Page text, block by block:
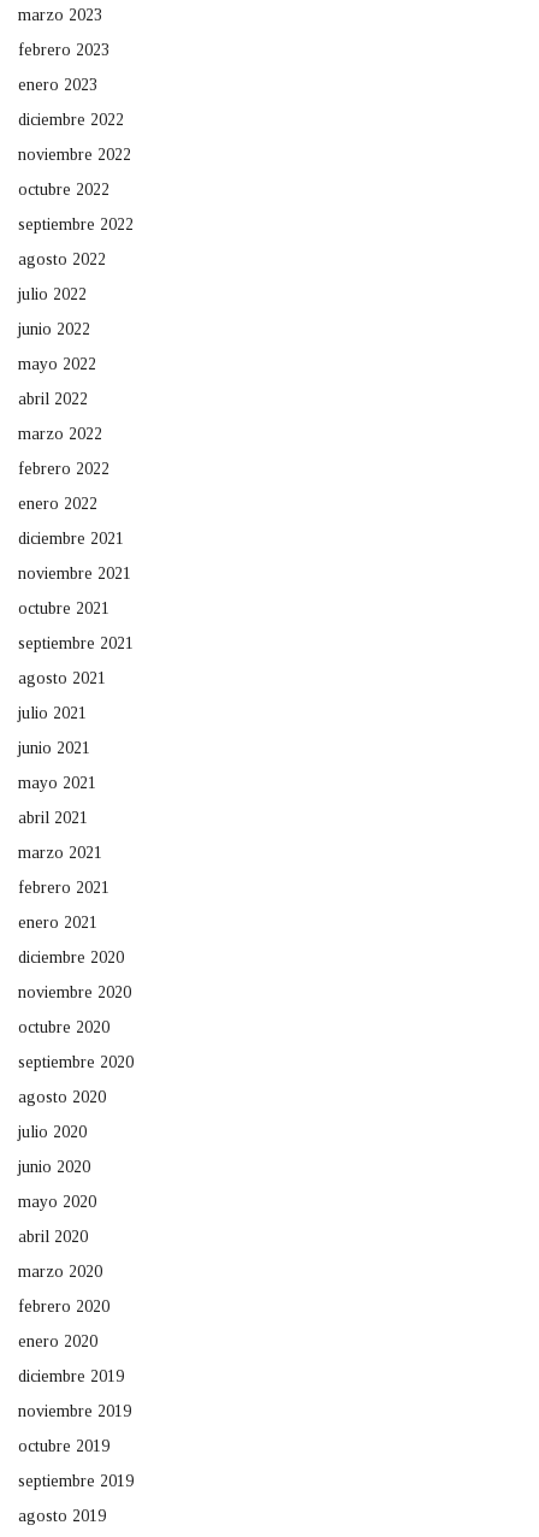
marzo 2023
febrero 2023
enero 2023
diciembre 2022
noviembre 2022
octubre 2022
septiembre 2022
agosto 2022
julio 2022
junio 2022
mayo 2022
abril 2022
marzo 2022
febrero 2022
enero 2022
diciembre 2021
noviembre 2021
octubre 2021
septiembre 2021
agosto 2021
julio 2021
junio 2021
mayo 2021
abril 2021
marzo 2021
febrero 2021
enero 2021
diciembre 2020
noviembre 2020
octubre 2020
septiembre 2020
agosto 2020
julio 2020
junio 2020
mayo 2020
abril 2020
marzo 2020
febrero 2020
enero 2020
diciembre 2019
noviembre 2019
octubre 2019
septiembre 2019
agosto 2019